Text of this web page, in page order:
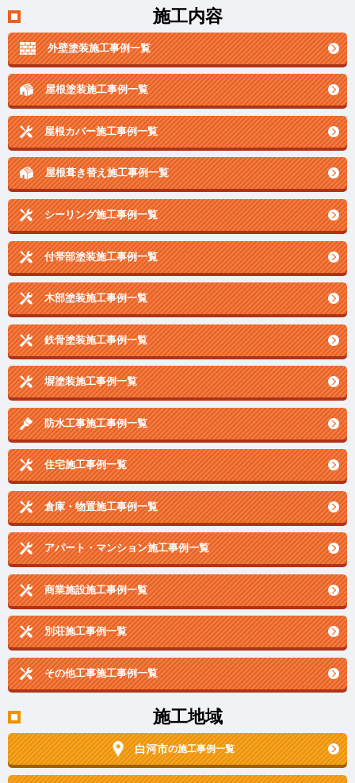
施工内容
外壁塗装施工事例一覧
屋根塗装施工事例一覧
屋根カバー施工事例一覧
屋根葺き替え施工事例一覧
シーリング施工事例一覧
付帯部塗装施工事例一覧
木部塗装施工事例一覧
鉄骨塗装施工事例一覧
塀塗装施工事例一覧
防水工事施工事例一覧
住宅施工事例一覧
倉庫・物置施工事例一覧
アパート・マンション施工事例一覧
商業施設施工事例一覧
別荘施工事例一覧
その他工事施工事例一覧
施工地域
白河市の施工事例一覧